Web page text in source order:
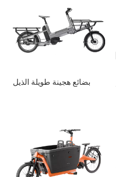
بضائع هجينة طويلة الذيل